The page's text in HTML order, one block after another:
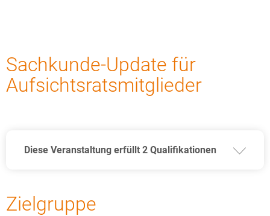
Zielgruppe
Sachkunde-Update für
Aufsichtsratsmitglieder
Diese Veranstaltung erfüllt 2 Qualifikationen